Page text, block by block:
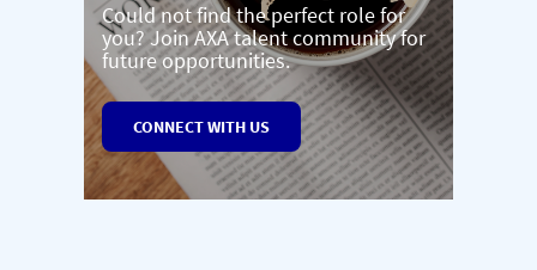
Could not find the perfect role for
you? Join AXA talent community for
future opportunities.
CONNECT WITH US